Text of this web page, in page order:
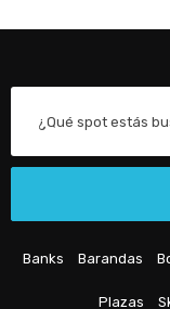
¿Qué spot estás
Banks Barandas
Plazas